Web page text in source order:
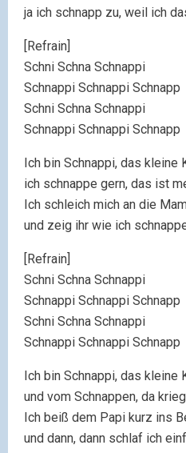
ja ich schnapp zu, weil ich
[Refrain]
Schni Schna Schnappi
Schnappi Schnappi Schnapp
Schni Schna Schnappi
Schnappi Schnappi Schnapp
Ich bin Schnappi, das kleine
ich schnappe gern, das ist
Ich schleich mich an die
und zeig ihr wie ich
[Refrain]
Schni Schna Schnappi
Schnappi Schnappi Schnapp
Schni Schna Schnappi
Schnappi Schnappi Schnapp
Ich bin Schnappi, das kleine
und vom Schnappen, da
Ich beiß dem Papi kurz ins
und dann, dann schlaf ich